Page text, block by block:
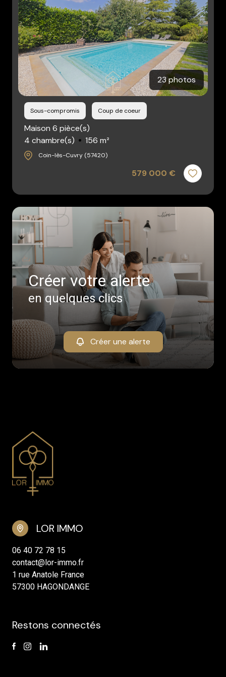
23 photos
Sous-compromis Coup de coeur
Maison 6 pièce(s)
4 chambre(s)
156 m²
Coin-lès-Cuvry (57420)
579 000 €
Créer votre alerte
en quelques clics
Créer une alerte
LOR IMMO
06 40 72 78 15
contact@lor-immo.fr
1 rue Anatole France
57300 HAGONDANGE
Restons connectés